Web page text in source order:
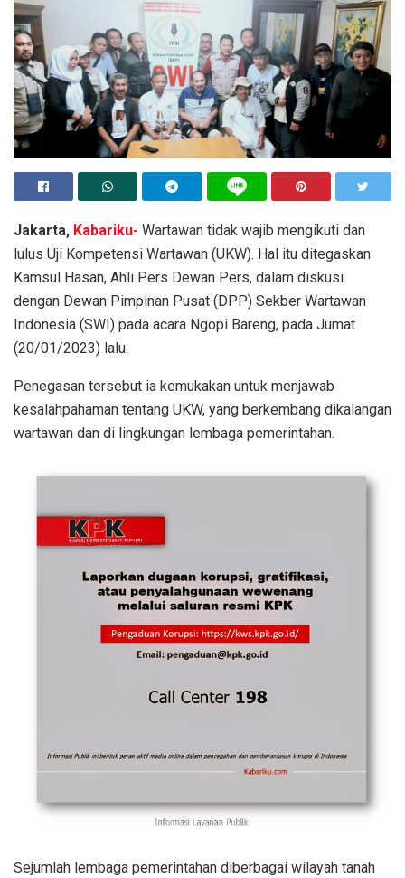
Jakarta, Kabariku- Wartawan tidak wajib mengikuti dan
lulus Uji Kompetensi Wartawan (UKW). Hal itu ditegaskan
Kamsul Hasan, Ahli Pers Dewan Pers, dalam diskusi
dengan Dewan Pimpinan Pusat (DPP) Sekber Wartawan
Indonesia (SWI) pada acara Ngopi Bareng, pada Jumat
(20/01/2023) lalu.
Penegasan tersebut ia kemukakan untuk menjawab
kesalahpahaman tentang UKW, yang berkembang dikalangan
wartawan dan di lingkungan lembaga pemerintahan.
Sejumlah lembaga pemerintahan diberbagai wilayah tanah